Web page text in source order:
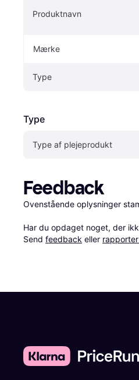
Produktnavn
Mærke
Type
Type
Type af plejeprodukt
Feedback
Ovenstående oplysninger
Har du opdaget noget, der
Send feedback eller